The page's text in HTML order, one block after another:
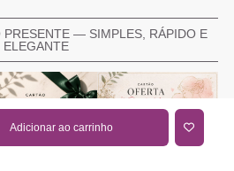
Adicionar ao carrinho
PRESENTE — SIMPLES, RÁPIDO E
ELEGANTE